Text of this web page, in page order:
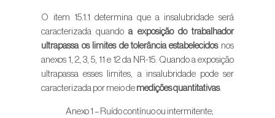
O item 15.1.1 determina que a insalubridade será
caracterizada quando a exposição do trabalhador
ultrapassa os limites de tolerância estabelecidosnos
anexos 1, 2, 3, 5, 11 e 12 da NR-15. Quando a exposição
ultrapassa esses limites, a insalubridade pode ser
caracterizada por meio de medições quantitativas.
Anexo 1 – Ruído contínuo ou intermitente;